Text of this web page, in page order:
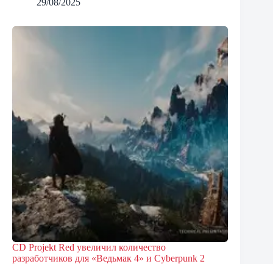
CD Projekt Red увеличил количество
разработчиков для «Ведьмак 4» и Cyberpunk 2